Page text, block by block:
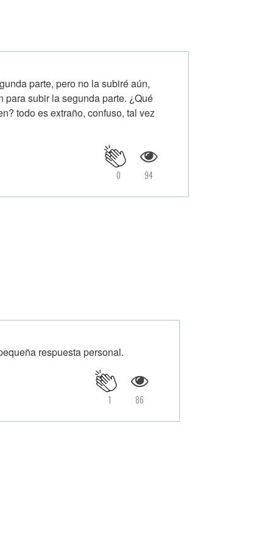
parte, pero no la subiré aún,
subir la segunda parte. ¿Qué
todo es extraño, confuso, tal vez
94
0
respuesta personal.
86
1